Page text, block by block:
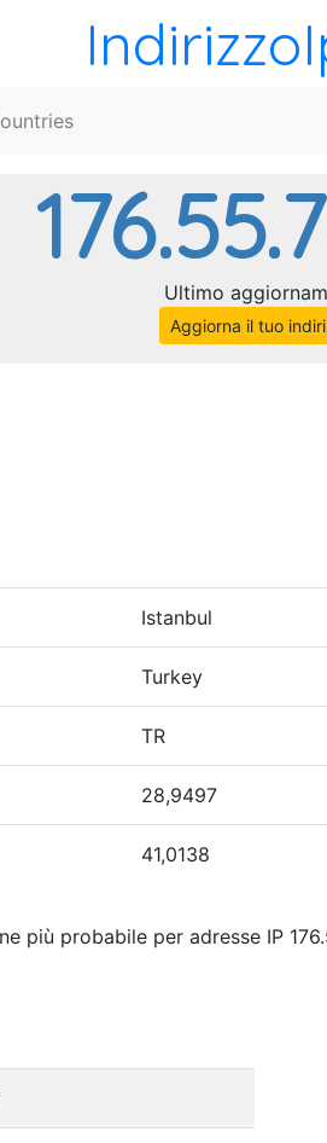
Ultimo
Aggiorna il tuo
Istanbul
Turkey
TR
28,9497
41,0138
più probabile per adresse IP